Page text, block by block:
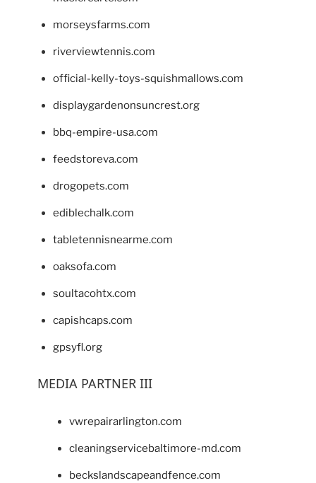
morseysfarms.com
riverviewtennis.com
official-kelly-toys-squishmallows.com
displaygardenonsuncrest.org
bbq-empire-usa.com
feedstoreva.com
drogopets.com
ediblechalk.com
tabletennisnearme.com
oaksofa.com
soultacohtx.com
capishcaps.com
gpsyfl.org
MEDIA PARTNER III
vwrepairarlington.com
cleaningservicebaltimore-md.com
beckslandscapeandfence.com